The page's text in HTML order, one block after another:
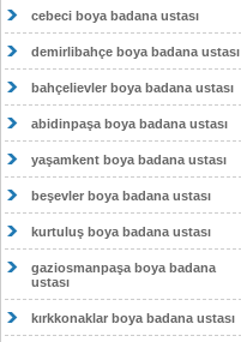
cebeci boya badana ustası
demirlibahçe boya badana ustası
bahçelievler boya badana ustası
abidinpaşa boya badana ustası
yaşamkent boya badana ustası
beşevler boya badana ustası
kurtuluş boya badana ustası
gaziosmanpaşa boya badana
ustası
kırkkonaklar boya badana ustası